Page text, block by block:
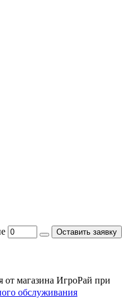
Оставить заявку
от магазина ИгроРай при
обслуживания